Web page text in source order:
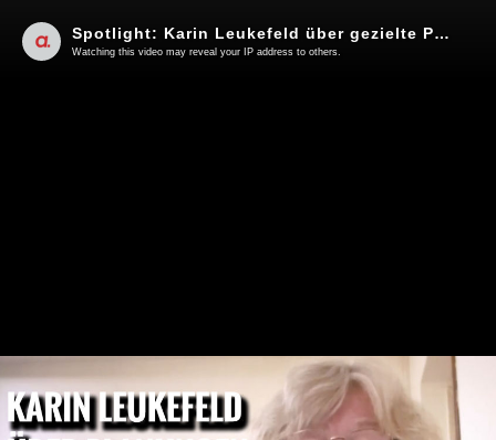
Spotlight: Karin Leukefeld über gezielte Planungen zum militärischen Umsturz von Assad
Watching this video may reveal your IP address to others.